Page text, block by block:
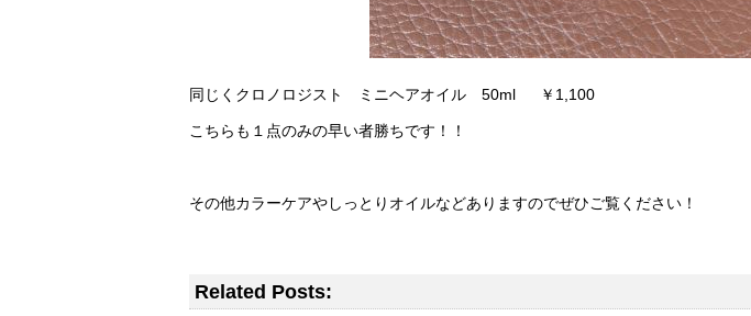
同じくクロノロジスト ミニヘアオイル 50ml ￥1,100
こちらも１点のみの早い者勝ちです！！
その他カラーケアやしっとりオイルなどありますのでぜひご覧ください！
Related Posts: